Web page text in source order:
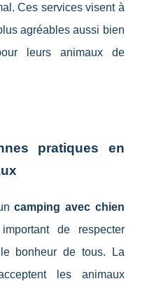
Ces services visent à
agréables aussi bien
leurs animaux de
pratiques en
camping avec chien
de respecter
bonheur de tous. La
les animaux